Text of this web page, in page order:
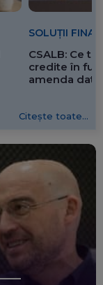
SOLUȚII
CSALB: Ce
credite în
amenda
Citește toate...